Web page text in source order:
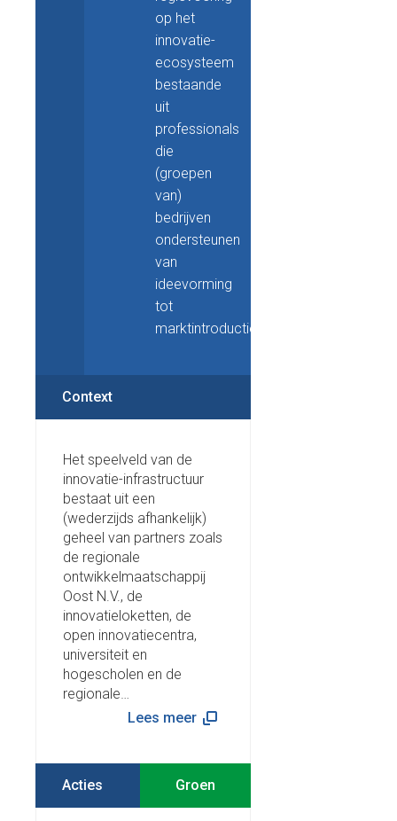
op het
innovatie-
ecosysteem
bestaande
uit
professionals
die
(groepen
van)
bedrijven
ondersteunen
van
ideevorming
tot
marktintroductie.
Context
Het speelveld van de
innovatie-infrastructuur
bestaat uit een
(wederzijds afhankelijk)
geheel van partners zoals
de regionale
ontwikkelmaatschappij
Oost N.V., de
innovatieloketten, de
open innovatiecentra,
universiteit en
hogescholen en de
regionale…
Lees meer
Acties